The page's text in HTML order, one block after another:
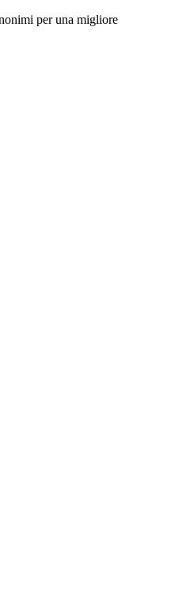
per una migliore